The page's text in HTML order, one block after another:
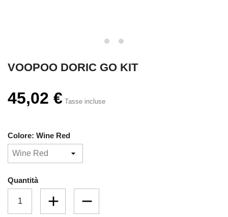
VOOPOO DORIC GO KIT
45,02 € Tasse incluse
Colore: Wine Red
Quantità